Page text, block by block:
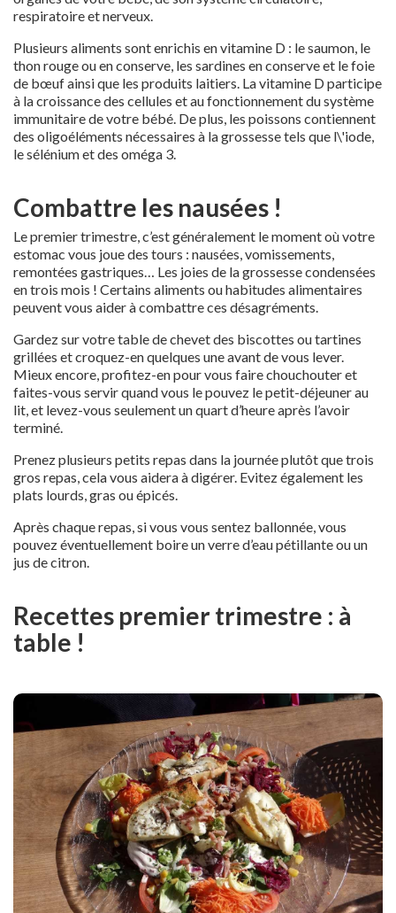
respiratoire et nerveux.
Plusieurs aliments sont enrichis en vitamine D : le saumon, le
thon rouge ou en conserve, les sardines en conserve et le foie
de bœuf ainsi que les produits laitiers. La vitamine D participe
à la croissance des cellules et au fonctionnement du système
immunitaire de votre bébé. De plus, les poissons contiennent
des oligoéléments nécessaires à la grossesse tels que l\'iode,
le sélénium et des oméga 3.
Combattre les nausées !
Le premier trimestre, c’est généralement le moment où votre
estomac vous joue des tours : nausées, vomissements,
remontées gastriques… Les joies de la grossesse condensées
en trois mois ! Certains aliments ou habitudes alimentaires
peuvent vous aider à combattre ces désagréments.
Gardez sur votre table de chevet des biscottes ou tartines
grillées et croquez-en quelques une avant de vous lever.
Mieux encore, profitez-en pour vous faire chouchouter et
faites-vous servir quand vous le pouvez le petit-déjeuner au
lit, et levez-vous seulement un quart d’heure après l’avoir
terminé.
Prenez plusieurs petits repas dans la journée plutôt que trois
gros repas, cela vous aidera à digérer. Evitez également les
plats lourds, gras ou épicés.
Après chaque repas, si vous vous sentez ballonnée, vous
pouvez éventuellement boire un verre d’eau pétillante ou un
jus de citron.
Recettes premier trimestre : à
table !